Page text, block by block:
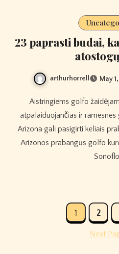
23 paprasti būdai,
arthurhorrell May
Aistringiems golfo žaidėjams, kurie renkasi šiek tiek
atpalaiduojančias ir
Arizona gali pasigirti keliais
Arizonos prabangūs golfo
1 2
Next